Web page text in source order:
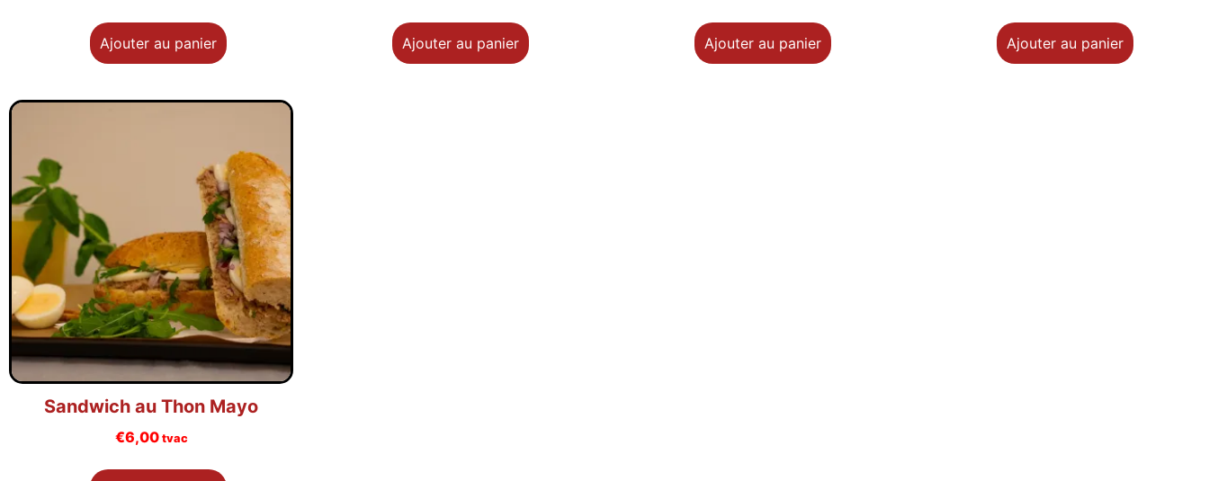
Ajouter au panier Ajouter au panier Ajouter au panier Ajouter au panier
Sandwich au Thon Mayo
€6,00 tvac